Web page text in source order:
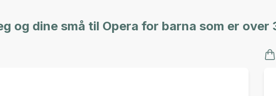
og dine små til Opera for barna som er over